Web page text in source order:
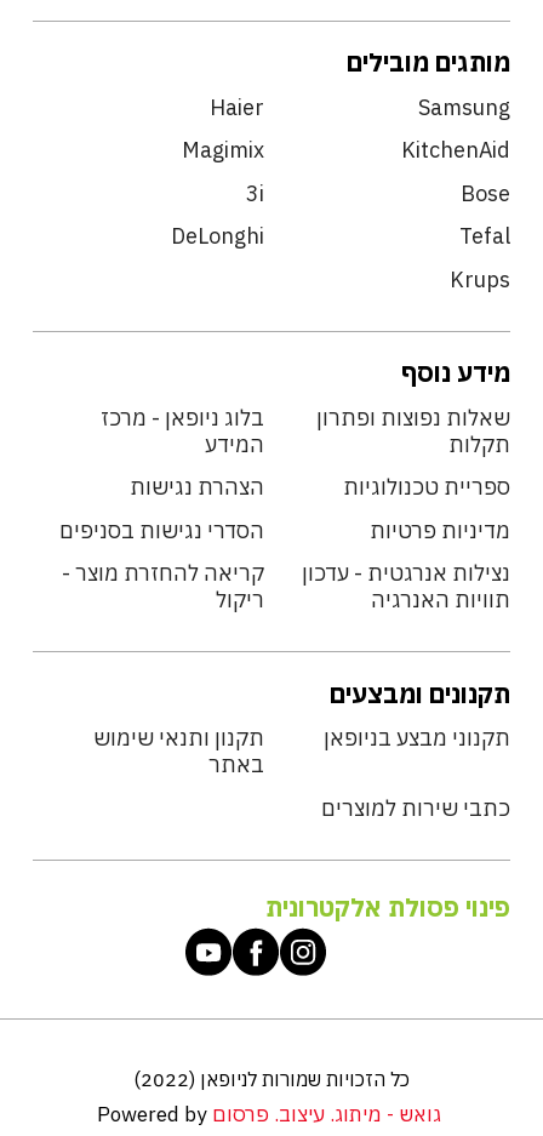
מותגים מובילים
Samsung
Haier
KitchenAid
Magimix
Bose
3i
Tefal
DeLonghi
Krups
מידע נוסף
שאלות נפוצות ופתרון
תקלות
בלוג ניופאן - מרכז
המידע
ספריית טכנולוגיות
הצהרת נגישות
מדיניות פרטיות
הסדרי נגישות בסניפים
נצילות אנרגטית - עדכון
תוויות האנרגיה
קריאה להחזרת מוצר -
ריקול
תקנונים ומבצעים
תקנוני מבצע בניופאן
תקנון ותנאי שימוש
באתר
כתבי שירות למוצרים
פינוי פסולת אלקטרונית
כל הזכויות שמורות לניופאן (2022)
Powered by גואש - מיתוג. עיצוב. פרסום